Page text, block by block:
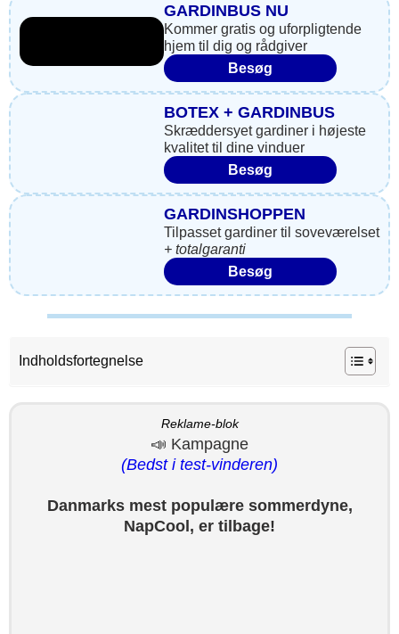
GARDINBUS NU
Kommer gratis og uforpligtende
hjem til dig og rådgiver
Besøg
BOTEX + GARDINBUS
Skræddersyet gardiner i højeste
kvalitet til dine vinduer
Besøg
GARDINSHOPPEN
Tilpasset gardiner til soveværelset
+ totalgaranti
Besøg
Indholdsfortegnelse
Reklame-blok
📣 Kampagne
(Bedst i test-vinderen)
Danmarks mest populære sommerdyne,
NapCool, er tilbage!